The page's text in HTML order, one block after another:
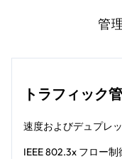
管
トラフィック
速度およびデュプレ
IEEE 802.3x フロー制